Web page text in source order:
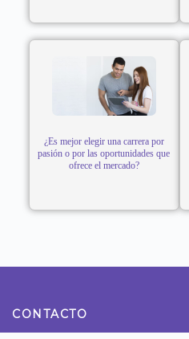
¿Es mejor elegir una carrera por
pasión o por las oportunidades que
ofrece el mercado?
CONTACTO